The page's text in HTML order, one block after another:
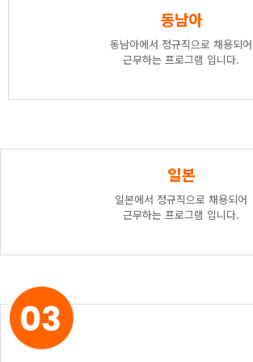
동남아
동남아에서 정규직으로 채용되어
근무하는 프로그램 입니다.
일본
일본에서 정규직으로 채용되어
근무하는 프로그램 입니다.